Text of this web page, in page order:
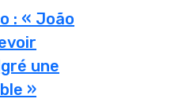
: « João
une
»